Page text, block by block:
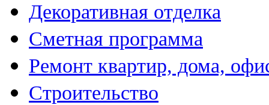
Декоративная отделка
Сметная программа
Ремонт квартир, дома,
Строительство